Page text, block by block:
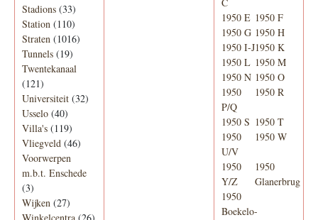
Stadions (33)
Station (110)
Straten (1016)
Tunnels (19)
Twentekanaal
(121)
Universiteit (32)
Usselo (40)
Villa's (119)
Vliegveld (46)
Voorwerpen
m.b.t. Enschede
(3)
Wijken (27)
1950 E 1950 F
1950 G 1950 H
1950 I-J1950 K
1950 L 1950 M
1950 N 1950 O
1950
P/Q
1950 R
1950 S 1950 T
1950
U/V
1950 W
1950
Y/Z
1950
Glanerbrug
1950
Boekelo-